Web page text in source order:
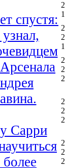
спустя:
Сарри